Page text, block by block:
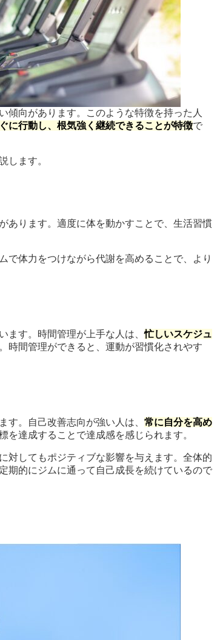
傾向があります。このような特徴を持った人
に行動し、根気強く継続できることが特徴で
します。
があります。適度に体を動かすことで、生活習慣
で体力をつけながら代謝を高めることで、より
ます。時間管理が上手な人は、忙しいスケジュ
。時間管理ができると、運動が習慣化されやす
す。自己改善志向が強い人は、 常に自分を高め
を達成することで達成感を感じられます。
対してもポジティブな影響を与えます。全体的
期的にジムに通って自己成長を続けているので